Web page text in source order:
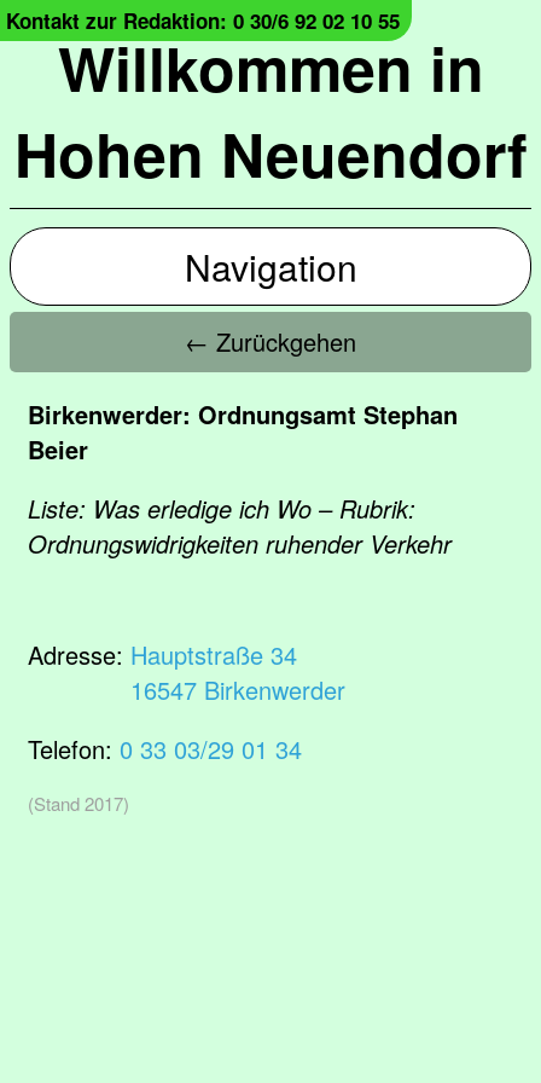
Willkommen in
Hohen Neuendorf
Kontakt zur Redaktion: 0 30/6 92 02 10 55
Navigation
← Zurückgehen
Birkenwerder: Ordnungsamt Stephan
Beier
Liste: Was erledige ich Wo – Rubrik:
Ordnungswidrigkeiten ruhender Verkehr
Adresse: Hauptstraße 34
16547 Birkenwerder
Telefon: 0 33 03/29 01 34
(Stand 2017)